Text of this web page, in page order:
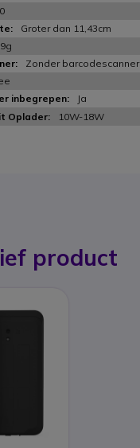
Groter dan 11,43cm
Zonder barcodescanner
Ja
10W-18W
product